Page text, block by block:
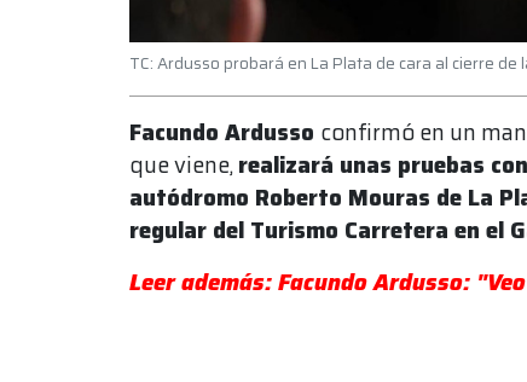
TC: Ardusso probará en La Plata de cara al cierre
Facundo Ardusso confirmó en un
que viene,realizará unas pruebas
autódromo Roberto Mouras de La
regular del Turismo Carretera en el
Leer además: Facundo Ardusso: